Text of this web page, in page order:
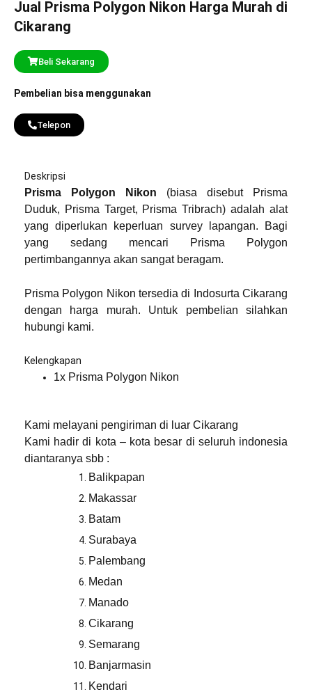
Jual Prisma Polygon Nikon Harga Murah di
Cikarang
Beli Sekarang
Pembelian bisa menggunakan
Telepon
Deskripsi
Prisma Polygon Nikon (biasa disebut Prisma
Duduk, Prisma Target, Prisma Tribrach) adalah alat
yang diperlukan keperluan survey lapangan. Bagi
yang sedang mencari Prisma Polygon
pertimbangannya akan sangat beragam.
Prisma Polygon Nikon tersedia di Indosurta Cikarang
dengan harga murah. Untuk pembelian silahkan
hubungi kami.
Kelengkapan
1x Prisma Polygon Nikon
Kami melayani pengiriman di luar Cikarang
Kami hadir di kota – kota besar di seluruh indonesia
diantaranya sbb :
Balikpapan
Makassar
Batam
Surabaya
Palembang
Medan
Manado
Cikarang
Semarang
Banjarmasin
Kendari